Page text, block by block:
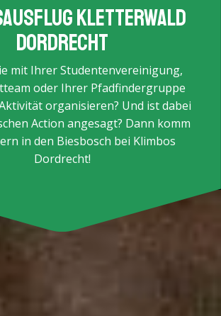
Kletterwald
Dordrecht
mit Ihrer Studentenvereinigung,
oder Ihrer Pfadfindergruppe
organisieren? Und ist dabei
Action angesagt? Dann komm
in den Biesbosch bei Klimbos
Dordrecht!